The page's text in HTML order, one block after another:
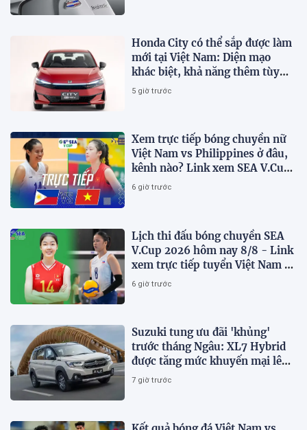
Honda City có thể sắp được làm
mới tại Việt Nam: Diện mạo
khác biệt, khả năng thêm tùy
chọn hybrid?
5 giờ trước
Xem trực tiếp bóng chuyền nữ
Việt Nam vs Philippines ở đâu,
kênh nào? Link xem SEA V.Cup
2026 mới nhất
6 giờ trước
Lịch thi đấu bóng chuyền SEA
V.Cup 2026 hôm nay 8/8 - Link
xem trực tiếp tuyển Việt Nam vs
Philippines
6 giờ trước
Suzuki tung ưu đãi 'khủng'
trước tháng Ngâu: XL7 Hybrid
được tăng mức khuyến mại lên
75 triệu đồng
7 giờ trước